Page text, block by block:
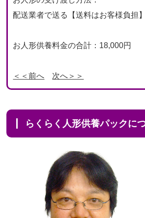
配送業者で送る【送料はお客様負担】
お人形供養料金の合計：18,000円
＜＜前へ 次へ＞＞
らくらく人形供養パックに